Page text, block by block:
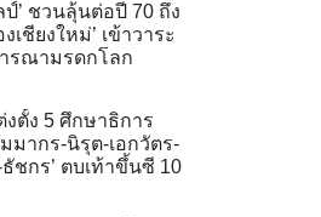
ป์’ ชวนลุ้นต่อปี 70 ถึง
งเชียงใหม่’ เข้าวาระ
รณามรดกโลก
งตั้ง 5 ศึกษาธิการ
มากร-นิรุต-เอกวัตร-
ชกร’ ตบเท้าขึ้นซี 10